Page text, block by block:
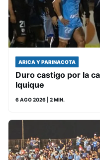
ARICA Y PARINACOTA
Duro castigo por la
Iquique
6 AGO 2026 | 2 MIN.